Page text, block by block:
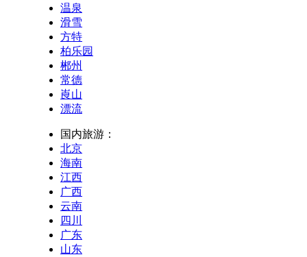
温泉
滑雪
方特
柏乐园
郴州
常德
崀山
漂流
国内旅游：
北京
海南
江西
广西
云南
四川
广东
山东